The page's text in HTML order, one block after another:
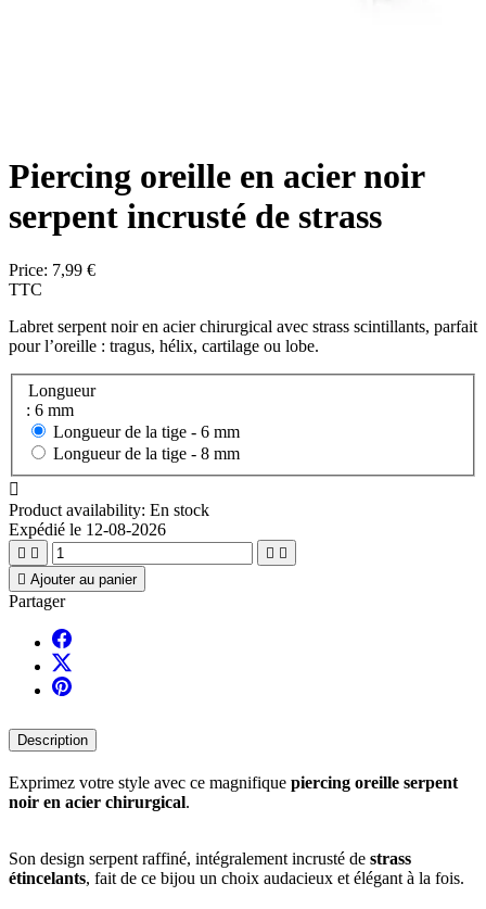
Piercing oreille en acier noir
serpent incrusté de strass
Price: 7,99 €
TTC
Labret serpent noir en acier chirurgical avec strass scintillants, parfait
pour l’oreille : tragus, hélix, cartilage ou lobe.
Longueur
: 6 mm
Longueur de la tige - 6 mm
Longueur de la tige - 8 mm

Product availability: En stock
Expédié le 12-08-2026
   
 Ajouter au panier
Partager
Description
Exprimez votre style avec ce magnifique piercing oreille serpent
noir en acier chirurgical.
Son design serpent raffiné, intégralement incrusté de strass
étincelants, fait de ce bijou un choix audacieux et élégant à la fois.